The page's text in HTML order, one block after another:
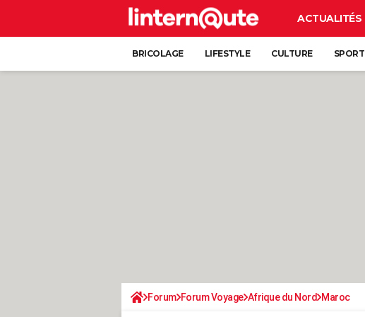
ACTUALITÉS
BRICOLAGE LIFESTYLE CULTURE SPORT
Forum Forum Voyage Afrique du Nord Maroc